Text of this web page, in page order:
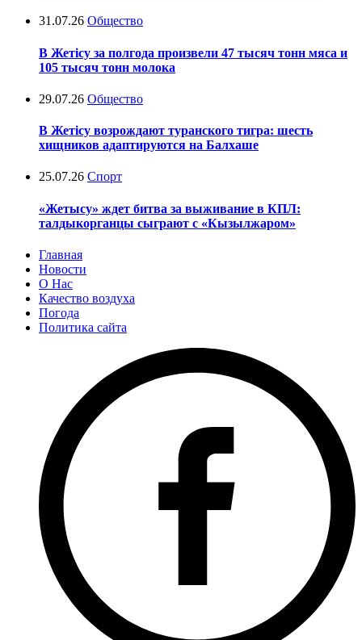
31.07.26 Общество
В Жетісу за полгода произвели 47 тысяч тонн мяса и
105 тысяч тонн молока
29.07.26 Общество
В Жетісу возрождают туранского тигра: шесть
хищников адаптируются на Балхаше
25.07.26 Спорт
«Жетысу» ждет битва за выживание в КПЛ:
талдыкорганцы сыграют с «Кызылжаром»
Главная
Новости
О Нас
Качество воздуха
Погода
Политика сайта